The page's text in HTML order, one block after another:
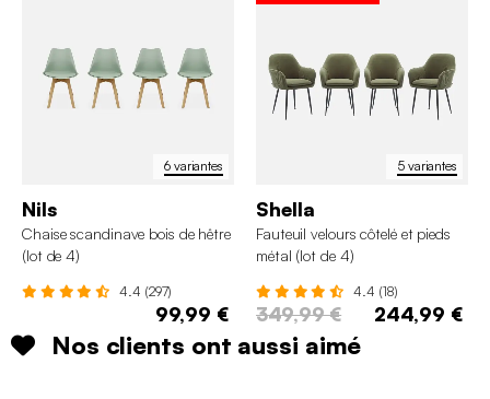
6 variantes
Nils
Chaise scandinave bois de hêtre
(lot de 4)
4.4 (297)
99,99 €
5 variantes
Shella
Fauteuil velours côtelé et pieds
métal (lot de 4)
4.4 (18)
349,99 € 244,99 €
Nos clients ont aussi aimé